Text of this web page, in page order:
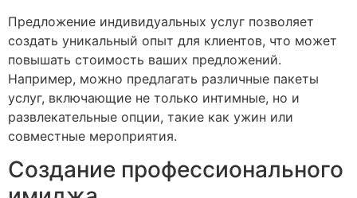
Предложение индивидуальных услуг позволяет
создать уникальный опыт для клиентов, что может
повышать стоимость ваших предложений.
Например, можно предлагать различные пакеты
услуг, включающие не только интимные, но и
развлекательные опции, такие как ужин или
совместные мероприятия.
Создание профессионального